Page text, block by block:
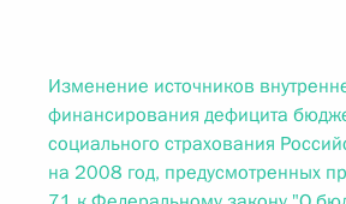
Изменение источников
финансирования дефицита
социального страхования
на 2008 год, предусмотренных